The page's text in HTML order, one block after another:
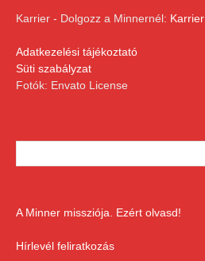
Karrier - Dolgozz a Minnernél: Karrier
Adatkezelési tájékoztató
Süti szabályzat
Fotók: Envato License
A Minner missziója. Ezért olvasd!
Hírlevél feliratkozás